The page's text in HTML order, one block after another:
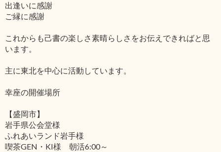
出逢いに感謝
ご縁に感謝
これからも己書の楽しさ素晴らしさをお伝えできればと思
います。
主に東北を中心に活動しています。
幸座の開催場所
【盛岡市】
岩手県公会堂様
ふれあいランド岩手様
喫茶GEN・KI様 朝活6:00～